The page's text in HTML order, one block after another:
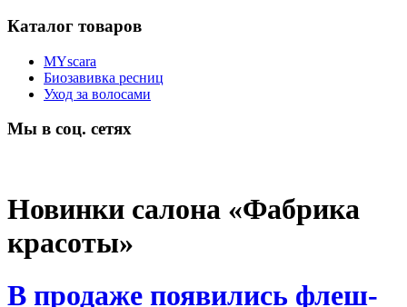
Каталог товаров
MYscara
Биозавивка ресниц
Уход за волосами
Мы в соц. сетях
Новинки салона «Фабрика
красоты»
В продаже появились флеш-